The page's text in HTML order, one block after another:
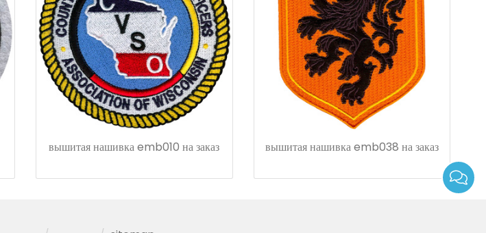
вышитая нашивка emb010 на заказ вышитая нашивка emb038 на заказ